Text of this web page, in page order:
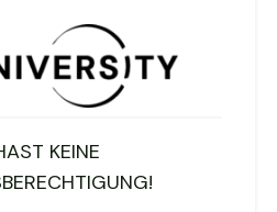
KEINE